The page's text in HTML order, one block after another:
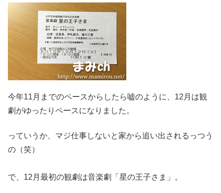
今年11月までのペースからしたら嘘のように、12月は観
劇がゆったりペースになりました。
っていうか、マジ仕事しないと家から追い出されるっつう
の（笑）
で、12月最初の観劇は音楽劇「星の王子さま」。